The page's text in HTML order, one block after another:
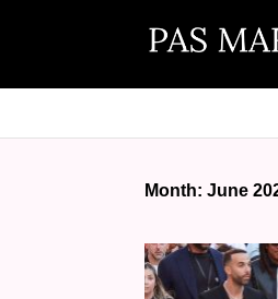
Month: June